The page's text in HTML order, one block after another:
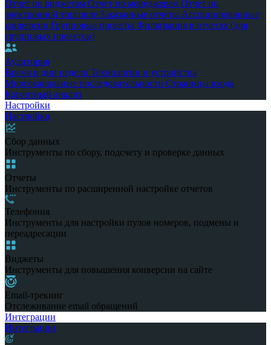
Отчет по виджетам Отчет по менеджерам Отчет по
электронной торговле Заказанные отчеты Ассоциированные
конверсии Групповые проекты Фильтрация в отчетах (для
групповых проектов)
Аудитория
Время и дни недели Технологии и устройства
Многоканальные последовательности Страницы входа
Когортный анализ
Настройки
Настройки
Сбор данных
Инструменты по сбору, подсчету и проверке данных
Отчеты
Инструменты по расширенной настройке отчетов
Телефония
Инструменты для настройки пулов номеров, подмены и
переадресации
Виджеты
Инструменты для повышения конверсии на сайте
Email-трекинг
Отслеживание email обращений
Интеграции
Интеграции